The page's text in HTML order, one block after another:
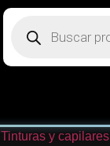
Tinturas y capilares